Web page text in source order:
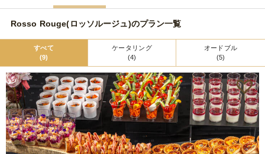
Rosso Rouge(ロッソルージュ)のプラン一覧
すべて
(9)
ケータリング
(4)
オードブル
(5)